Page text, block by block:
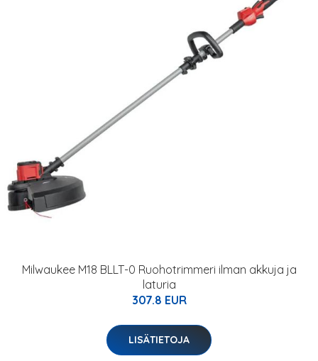
Milwaukee M18 BLLT-0 Ruohotrimmeri ilman akkuja ja
laturia
307.8 EUR
LISÄTIETOJA